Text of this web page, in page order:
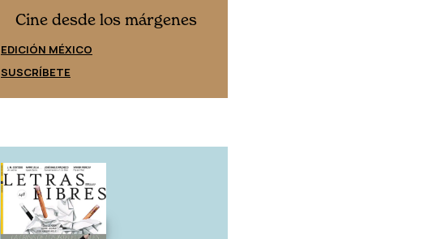
Cine desde los márgenes
EDICIÓN MÉXICO
SUSCRÍBETE